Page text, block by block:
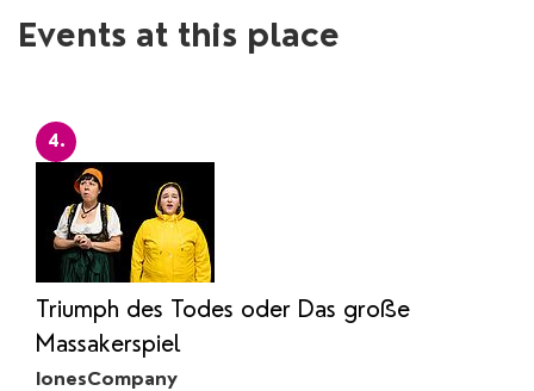
Events at this place
4.
Triumph des Todes oder Das große
Massakerspiel
IonesCompany